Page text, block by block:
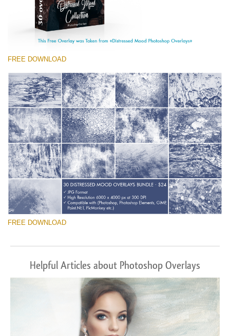
Download Gratuito
FREE DOWNLOAD
FREE DOWNLOAD
Helpful Articles about Photoshop Overlays